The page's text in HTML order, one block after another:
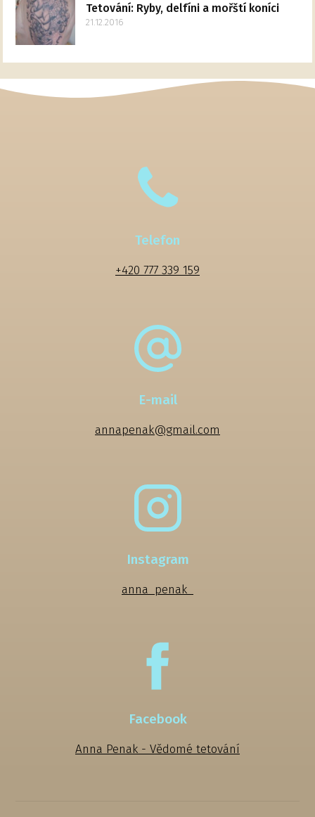
Tetování: Ryby, delfíni a mořští koníci
21.12.2016
Telefon
+420 777 339 159
E-mail
annapenak@gmail.com
Instagram
anna_penak_
Facebook
Anna Penak - Vědomé tetování